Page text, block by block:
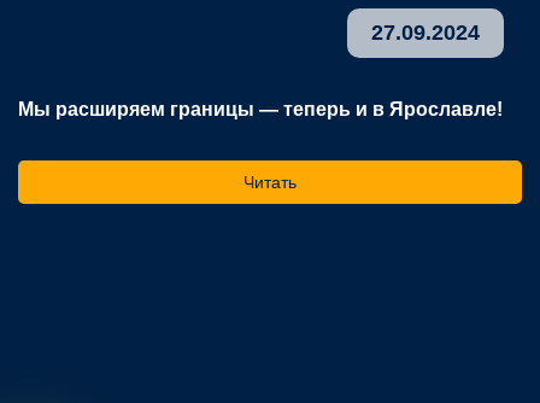
27.09.2024
Мы расширяем границы — теперь и в Ярославле!
Читать